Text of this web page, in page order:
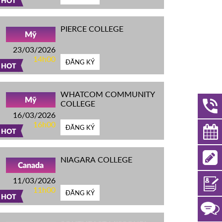
HOT
Mỹ
23/03/2026
14h00
PIERCE COLLEGE
ĐĂNG KÝ
HOT
Mỹ
16/03/2026
16h00
WHATCOM COMMUNITY
COLLEGE
ĐĂNG KÝ
HOT
Canada
11/03/2026
11h00
NIAGARA COLLEGE
ĐĂNG KÝ